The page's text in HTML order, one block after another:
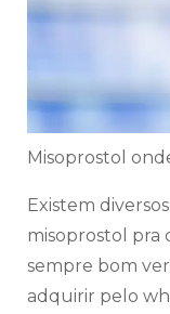
Misoprostol
Existem
misoprostol pra
sempre bom
adquirir pelo